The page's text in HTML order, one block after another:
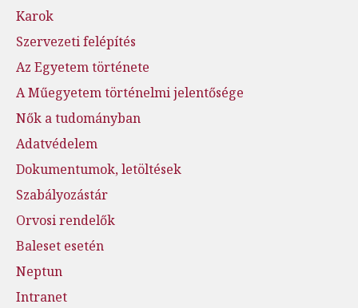
Karok
Szervezeti felépítés
Az Egyetem története
A Műegyetem történelmi jelentősége
Nők a tudományban
Adatvédelem
Dokumentumok, letöltések
Szabályozástár
Orvosi rendelők
Baleset esetén
Neptun
Intranet